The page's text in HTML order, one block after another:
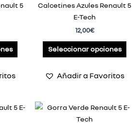
5
múltiples
se
la
Calcetines Azules Renault 5
E-Tech
12,00€
Seleccionar opciones
se
la
Añadir a Favoritos